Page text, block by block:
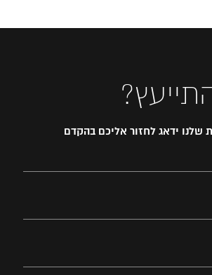
שלנו ידאג לחזור אליכם בהקדם